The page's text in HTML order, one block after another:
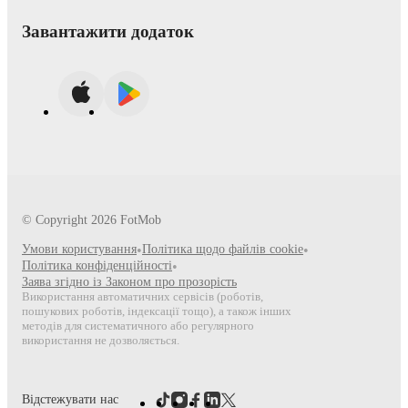
Завантажити додаток
© Copyright 2026 FotMob
Умови користування•Політика щодо файлів cookie•
Політика конфіденційності•
Заява згідно із Законом про прозорість
Використання автоматичних сервісів (роботів,
пошукових роботів, індексації тощо), а також інших
методів для систематичного або регулярного
використання не дозволяється.
Відстежувати нас